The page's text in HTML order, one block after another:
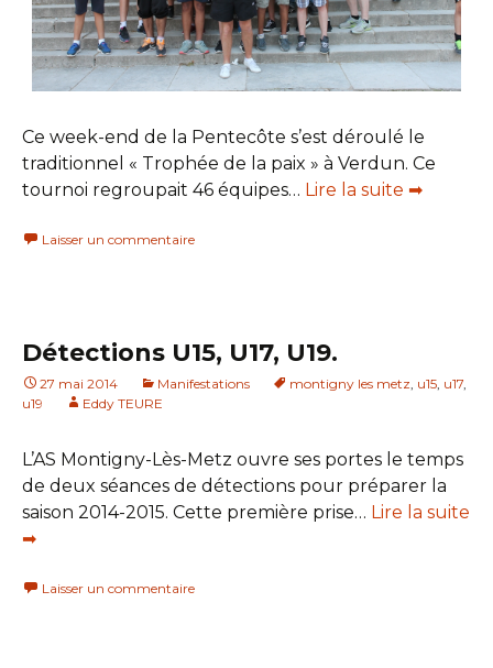
Ce week-end de la Pentecôte s’est déroulé le
traditionnel « Trophée de la paix » à Verdun. Ce
tournoi regroupait 46 équipes… Lire la suite ➡
Laisser un commentaire
Détections U15, U17, U19.
27 mai 2014 Manifestations montigny les metz u15 u17
u19
Eddy TEURE
L’AS Montigny-Lès-Metz ouvre ses portes le temps
de deux séances de détections pour préparer la
saison 2014-2015. Cette première prise… Lire la suite
➡
Laisser un commentaire